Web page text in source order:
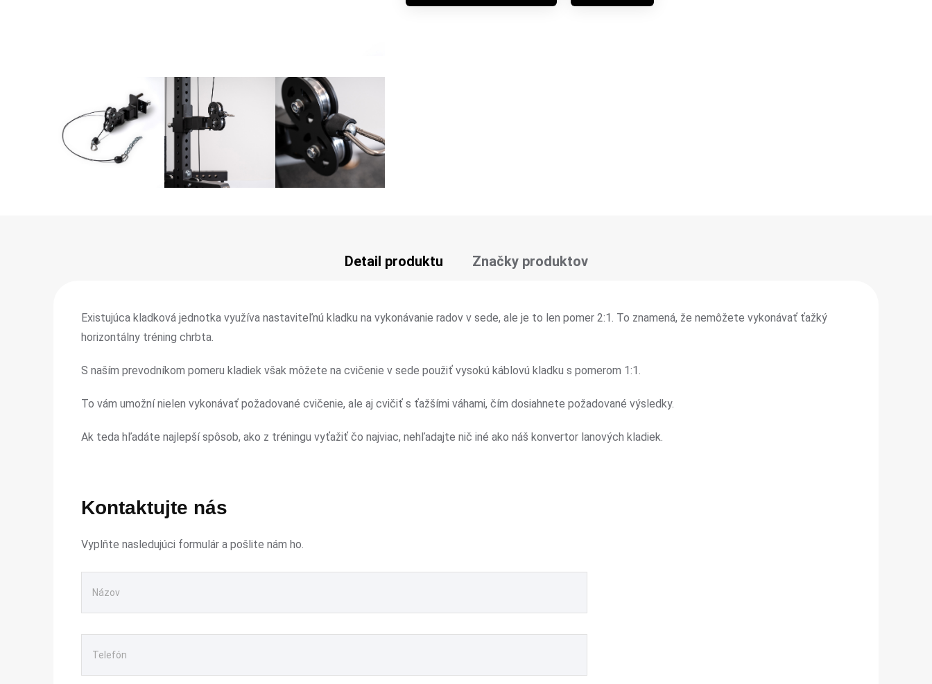
Detail produktu Značky produktov
Existujúca kladková jednotka využíva nastaviteľnú kladku na vykonávanie radov v sede, ale je to len pomer 2:1. To znamená, že nemôžete vykonávať ťažký
horizontálny tréning chrbta.
S naším prevodníkom pomeru kladiek však môžete na cvičenie v sede použiť vysokú káblovú kladku s pomerom 1:1.
To vám umožní nielen vykonávať požadované cvičenie, ale aj cvičiť s ťažšími váhami, čím dosiahnete požadované výsledky.
Ak teda hľadáte najlepší spôsob, ako z tréningu vyťažiť čo najviac, nehľadajte nič iné ako náš konvertor lanových kladiek.
Kontaktujte nás
Vyplňte nasledujúci formulár a pošlite nám ho.